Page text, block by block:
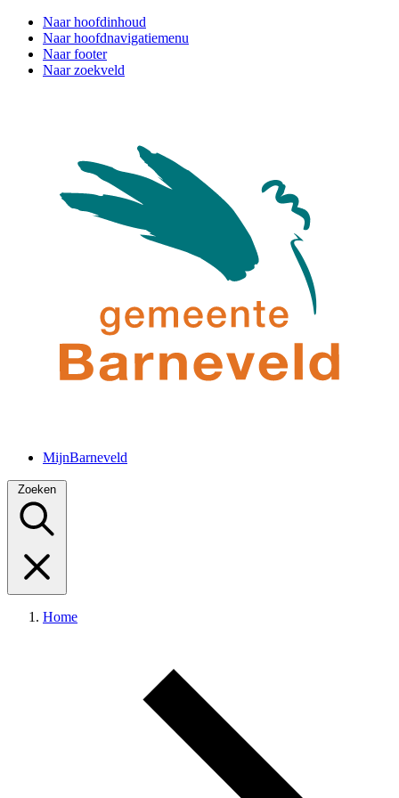
Naar hoofdinhoud
Naar hoofdnavigatiemenu
Naar footer
Naar zoekveld
MijnBarneveld
Zoeken
Home